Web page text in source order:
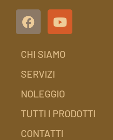
CHI SIAMO
SERVIZI
NOLEGGIO
TUTTI I PRODOTTI
CONTATTI